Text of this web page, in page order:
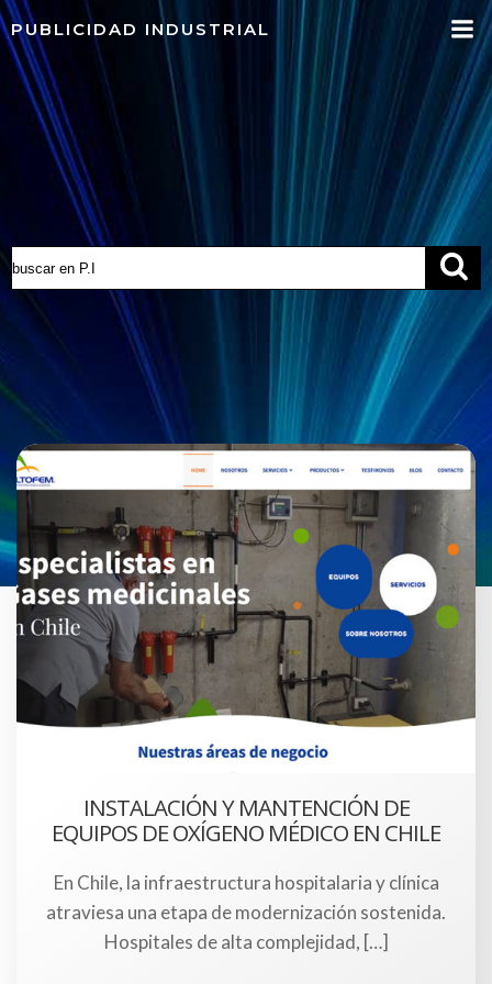
al
contenido
PUBLICIDAD INDUSTRIAL
INSTALACIÓN Y MANTENCIÓN DE
EQUIPOS DE OXÍGENO MÉDICO EN CHILE
En Chile, la infraestructura hospitalaria y clínica
atraviesa una etapa de modernización sostenida.
Hospitales de alta complejidad, […]